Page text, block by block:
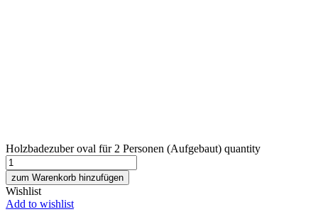
Holzbadezuber oval für 2 Personen (Aufgebaut) quantity
zum Warenkorb hinzufügen
Wishlist
Add to wishlist